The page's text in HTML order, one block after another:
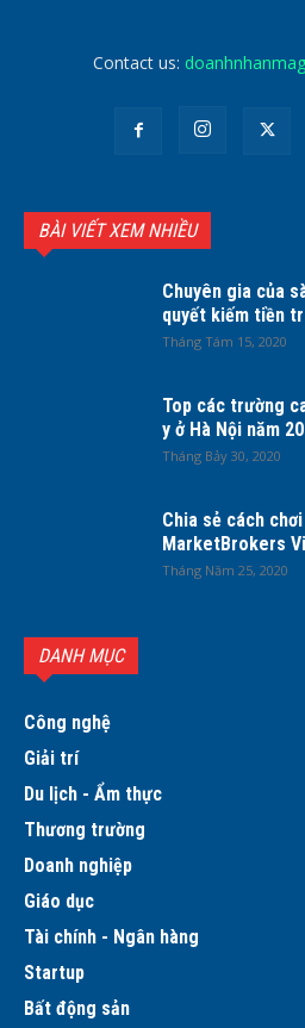
Contact us:
BÀI VIẾT XEM NHIỀU
Chuyên gia của
quyết kiếm tiền
Tháng Tám 15, 2020
Top các trường
y ở Hà Nội năm
Tháng Bảy 30, 2020
Chia sẻ cách
MarketBrokers
Tháng Năm 25, 2020
DANH MỤC
Công nghệ
Giải trí
Du lịch - Ẩm thực
Thương trường
Doanh nghiệp
Giáo dục
Tài chính - Ngân hàng
Startup
Bất động sản